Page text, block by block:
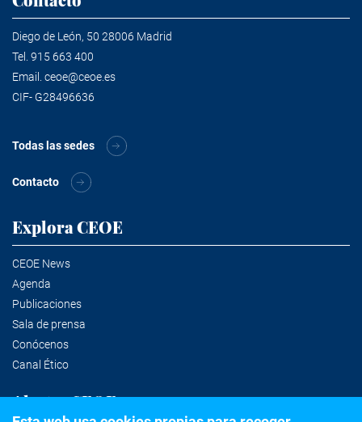
Diego de León, 50 28006 Madrid
Tel. 915 663 400
Email. ceoe@ceoe.es
CIF- G28496636
Todas las sedes
Contacto
Explora CEOE
CEOE News
Agenda
Publicaciones
Sala de prensa
Conócenos
Canal Ético
Alertas CEOE